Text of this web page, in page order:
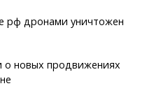
рф дронами уничтожен
о новых продвижениях